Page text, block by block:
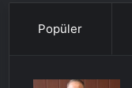
Popüler